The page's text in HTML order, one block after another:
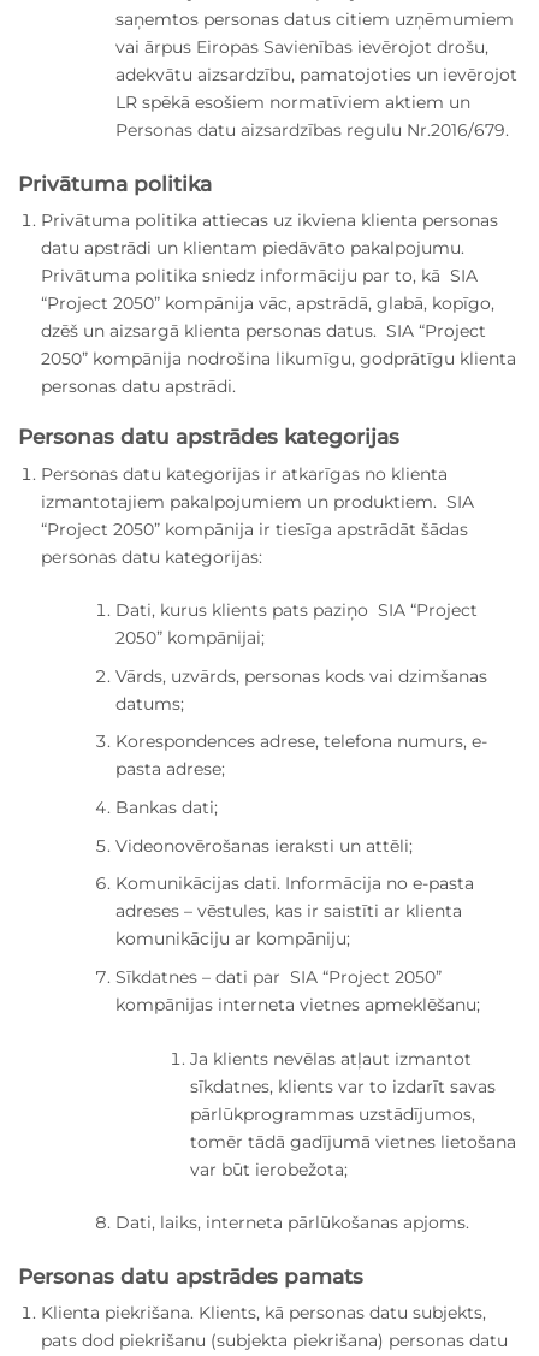
saņemtos personas datus citiem uzņēmumiem
vai ārpus Eiropas Savienības ievērojot drošu,
adekvātu aizsardzību, pamatojoties un ievērojot
LR spēkā esošiem normatīviem aktiem un
Personas datu aizsardzības regulu Nr.2016/679.
Privātuma politika
Privātuma politika attiecas uz ikviena klienta personas
datu apstrādi un klientam piedāvāto pakalpojumu.
Privātuma politika sniedz informāciju par to, kā SIA
“Project 2050” kompānija vāc, apstrādā, glabā, kopīgo,
dzēš un aizsargā klienta personas datus. SIA “Project
2050” kompānija nodrošina likumīgu, godprātīgu klienta
personas datu apstrādi.
Personas datu apstrādes kategorijas
Personas datu kategorijas ir atkarīgas no klienta
izmantotajiem pakalpojumiem un produktiem. SIA
“Project 2050” kompānija ir tiesīga apstrādāt šādas
personas datu kategorijas:
Dati, kurus klients pats paziņo SIA “Project
2050” kompānijai;
Vārds, uzvārds, personas kods vai dzimšanas
datums;
Korespondences adrese, telefona numurs, e-
pasta adrese;
Bankas dati;
Videonovērošanas ieraksti un attēli;
Komunikācijas dati. Informācija no e-pasta
adreses – vēstules, kas ir saistīti ar klienta
komunikāciju ar kompāniju;
Sīkdatnes – dati par SIA “Project 2050”
kompānijas interneta vietnes apmeklēšanu;
Ja klients nevēlas atļaut izmantot
sīkdatnes, klients var to izdarīt savas
pārlūkprogrammas uzstādījumos,
tomēr tādā gadījumā vietnes lietošana
var būt ierobežota;
Dati, laiks, interneta pārlūkošanas apjoms.
Personas datu apstrādes pamats
Klienta piekrišana. Klients, kā personas datu subjekts,
pats dod piekrišanu (subjekta piekrišana) personas datu